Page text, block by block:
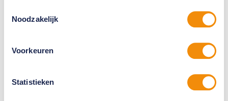
Noodzakelijk
Voorkeuren
Statistieken